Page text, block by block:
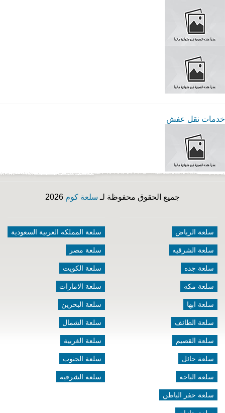
خدمات نقل عفش
جميع الحقوق محفوظة لـ سلعة كوم
سلعة الرياض
سلعة الشرقيه
سلعة جده
سلعة مكه
سلعة ابها
سلعة الطائف
سلعة القصيم
سلعة حائل
سلعة الباحه
سلعة حفر الباطن
سلعة المملكه العربية السعودية
سلعة مصر
سلعة الكويت
سلعة الامارات
سلعة البحرين
سلعة الشمال
سلعة الغربية
سلعة الجنوب
سلعة الشرقية